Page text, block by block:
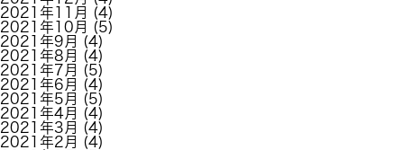
2021年11月
(4)
2021年10月
(5)
2021年9月
(4)
2021年8月
(4)
2021年7月
(5)
2021年6月
(4)
2021年5月
(5)
2021年4月
(4)
2021年3月
(4)
2021年2月
(4)